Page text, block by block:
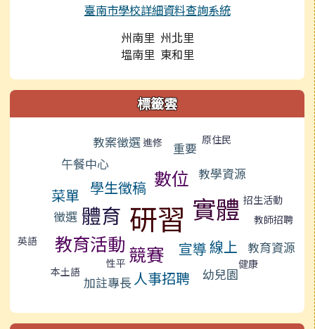
臺南市學校詳細資料查詢系統
州南里 州北里
塭南里 東和里
標籤雲
教案徵選進修 重要
原住民
午餐中心
學生徵稿 數位 教學資源
菜單
體育 研習 實體 招生活動
徵選
教師招聘
英語
教育活動競賽 宣導線上 教育資源
本土語
性平 健康
加註專長人事招聘 幼兒園